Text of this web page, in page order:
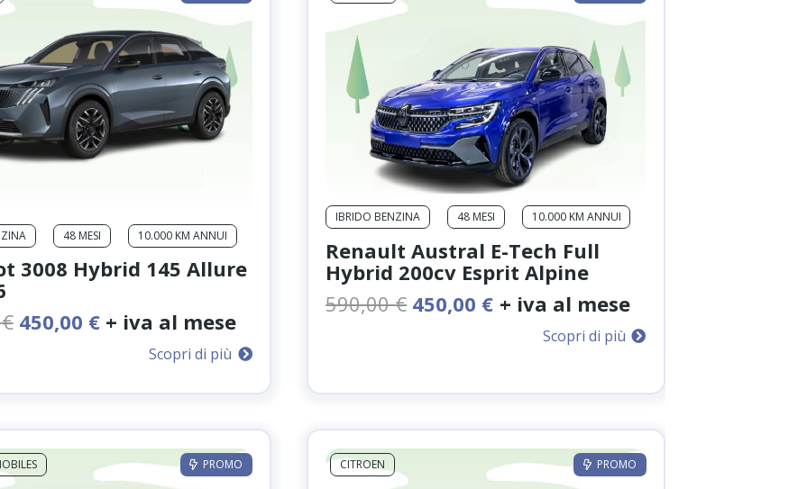
48 MESI 10.000 KM ANNUI
3008 Hybrid 145 Allure
€ Il
era:
450,00 €Il
prezzo
attuale
è:
+ iva al mese
Scopri di più
IBRIDO BENZINA 48 MESI 10.000 KM ANNUI
Renault Austral E-Tech Full
Hybrid 200cv Esprit Alpine
590,00€ Il
590,00 €.
450,00 €Il
prezzo
attuale
450,00 €.
+ iva al mese
Scopri di più
PROMO CITROEN PROMO
tutta Italia: